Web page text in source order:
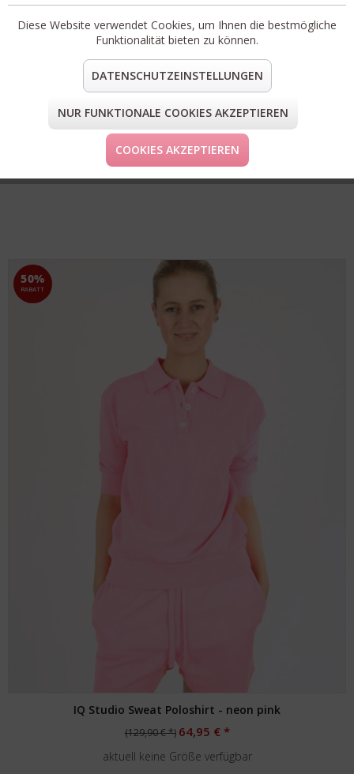
IQ Studio Sweat Hoodie - neon pink
(139,90 € *) 69,95 € *
aktuell keine Größe verfügbar
50%
RABATT
IQ Studio Sweat Poloshirt - neon pink
(129,90 € *) 64,95 € *
aktuell keine Größe verfügbar
Diese Website verwendet Cookies, um Ihnen die bestmögliche
Funktionalität bieten zu können.
DATENSCHUTZEINSTELLUNGEN
NUR FUNKTIONALE COOKIES AKZEPTIEREN
COOKIES AKZEPTIEREN